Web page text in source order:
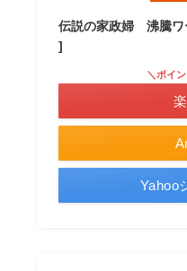
伝説の家政婦 沸騰ワ
]
＼ポイ
Yahoo